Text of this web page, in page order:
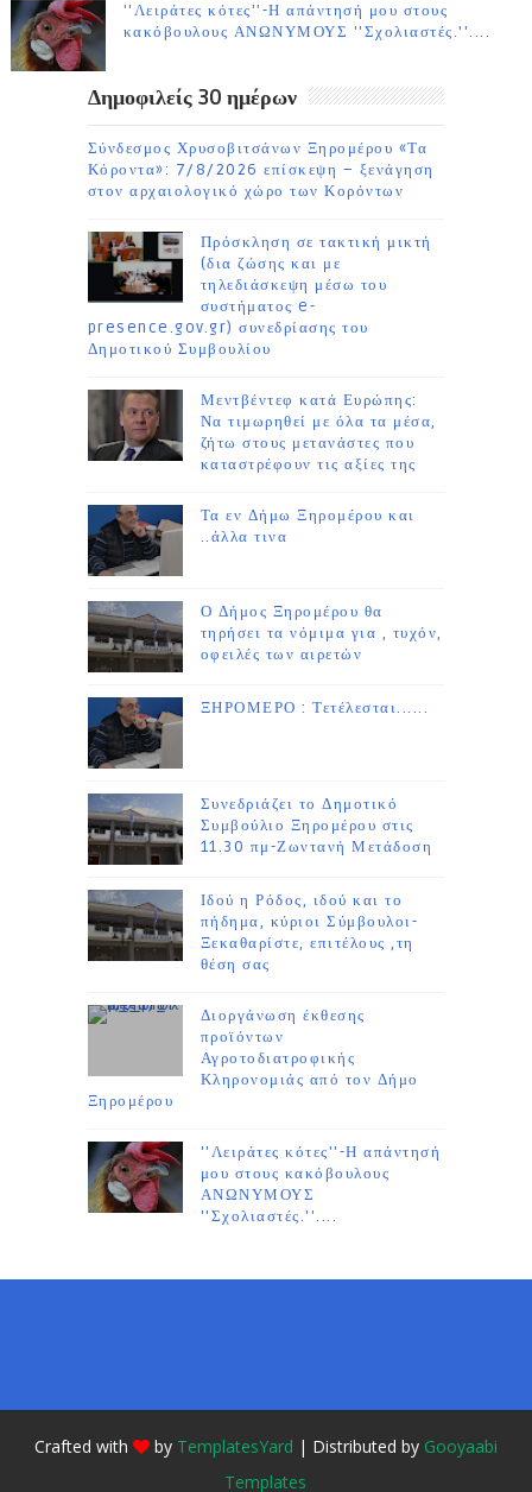
''Λειράτες κότες''-Η απάντησή μου στους
κακόβουλους ΑΝΩΝΥΜΟΥΣ ''Σχολιαστές.''....
Δημοφιλείς 30 ημέρων
Σύνδεσμος Χρυσοβιτσάνων Ξηρομέρου «Τα
Κόροντα»: 7/8/2026 επίσκεψη – ξενάγηση
στον αρχαιολογικό χώρο των Κορόντων
Πρόσκληση σε τακτική μικτή
(δια ζώσης και με
τηλεδιάσκεψη μέσω του
συστήματος e-
presence.gov.gr) συνεδρίασης του
Δημοτικού Συμβουλίου
Μεντβέντεφ κατά Ευρώπης:
Να τιμωρηθεί με όλα τα μέσα,
ζήτω στους μετανάστες που
καταστρέφουν τις αξίες της
Τα εν Δήμω Ξηρομέρου και
..άλλα τινα
Ο Δήμος Ξηρομέρου θα
τηρήσει τα νόμιμα για , τυχόν,
οφειλές των αιρετών
ΞΗΡΟΜΕΡΟ : Τετέλεσται......
Συνεδριάζει το Δημοτικό
Συμβούλιο Ξηρομέρου στις
11.30 πμ-Ζωντανή Μετάδοση
Ιδού η Ρόδος, ιδού και το
πήδημα, κύριοι Σύμβουλοι-
Ξεκαθαρίστε, επιτέλους ,τη
θέση σας
Διοργάνωση έκθεσης
προϊόντων
Αγροτοδιατροφικής
Κληρονομιάς από τον Δήμο
Ξηρομέρου
''Λειράτες κότες''-Η απάντησή
μου στους κακόβουλους
ΑΝΩΝΥΜΟΥΣ
''Σχολιαστές.''....
Crafted with by TemplatesYard | Distributed by Gooyaabi
Templates